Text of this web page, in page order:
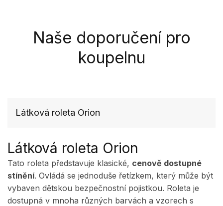
Naše doporučení pro
koupelnu
Látková roleta Orion
Látková roleta Orion
Tato roleta představuje klasické, cenově dostupné
stínění. Ovládá se jednoduše řetízkem, který může být
vybaven dětskou bezpečnostní pojistkou. Roleta je
dostupná v mnoha různých barvách a vzorech s